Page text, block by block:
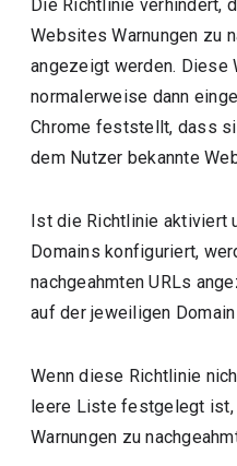
Die Richtlinie verhindert,
Websites Warnungen zu
angezeigt werden. Diese
normalerweise dann
Chrome feststellt, dass
dem Nutzer bekannte
Ist die Richtlinie aktiviert
Domains konfiguriert,
nachgeahmten URLs
auf der jeweiligen
Wenn diese Richtlinie
leere Liste festgelegt ist,
Warnungen zu